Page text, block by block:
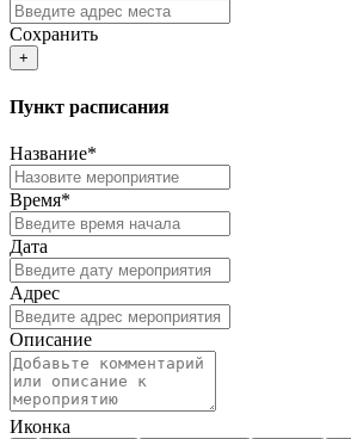
Сохранить
+
Пункт расписания
Название*
Время*
Дата
Адрес
Описание
Иконка